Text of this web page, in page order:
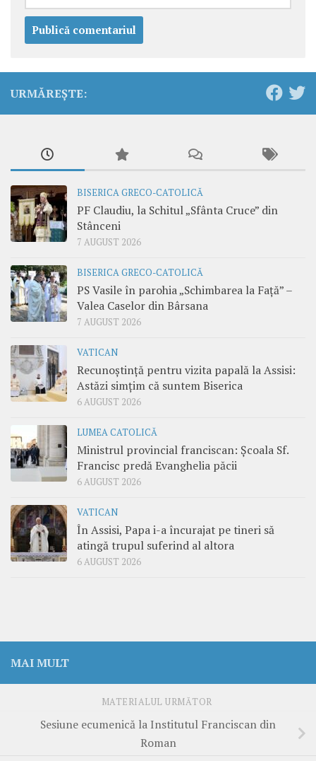
URMĂREȘTE:
BISERICA GRECO-CATOLICĂ
PF Claudiu, la Schitul „Sfânta Cruce” din
Stânceni
7 AUGUST 2026
BISERICA GRECO-CATOLICĂ
PS Vasile în parohia „Schimbarea la Față” –
Valea Caselor din Bârsana
7 AUGUST 2026
VATICAN
Recunoștință pentru vizita papală la Assisi:
Astăzi simțim că suntem Biserica
6 AUGUST 2026
LUMEA CATOLICĂ
Ministrul provincial franciscan: Școala Sf.
Francisc predă Evanghelia păcii
6 AUGUST 2026
VATICAN
În Assisi, Papa i-a încurajat pe tineri să
atingă trupul suferind al altora
6 AUGUST 2026
MAI MULT
MATERIALUL URMĂTOR
Sesiune ecumenică la Institutul Franciscan din
Roman